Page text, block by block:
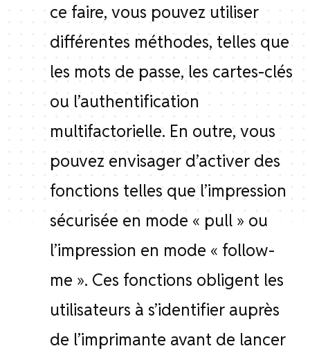
ce faire, vous pouvez utiliser
différentes méthodes, telles que
les mots de passe, les cartes-clés
ou l’authentification
multifactorielle. En outre, vous
pouvez envisager d’activer des
fonctions telles que l’impression
sécurisée en mode « pull » ou
l’impression en mode « follow-
me ». Ces fonctions obligent les
utilisateurs à s’identifier auprès
de l’imprimante avant de lancer